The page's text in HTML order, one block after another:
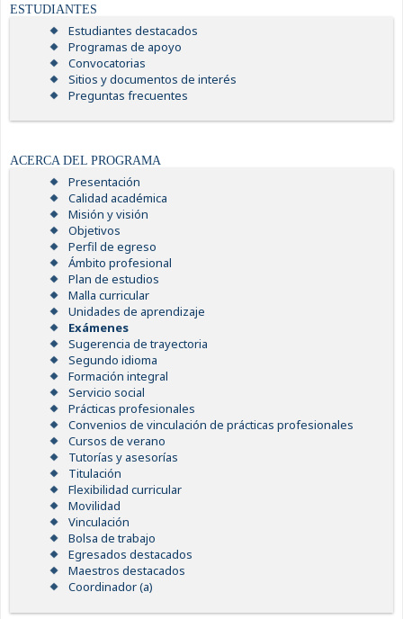
ESTUDIANTES
Estudiantes destacados
Programas de apoyo
Convocatorias
Sitios y documentos de interés
Preguntas frecuentes
ACERCA DEL PROGRAMA
Presentación
Calidad académica
Misión y visión
Objetivos
Perfil de egreso
Ámbito profesional
Plan de estudios
Malla curricular
Unidades de aprendizaje
Exámenes
Sugerencia de trayectoria
Segundo idioma
Formación integral
Servicio social
Prácticas profesionales
Convenios de vinculación de prácticas profesionales
Cursos de verano
Tutorías y asesorías
Titulación
Flexibilidad curricular
Movilidad
Vinculación
Bolsa de trabajo
Egresados destacados
Maestros destacados
Coordinador (a)